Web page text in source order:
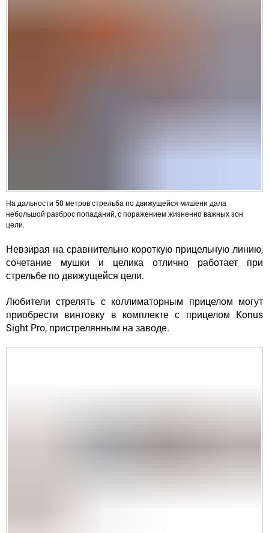
На дальности 50 метров стрельба по движущейся мишени дала
небольшой разброс попаданий, с поражением жизненно важных зон
цели.
Невзирая на сравнительно короткую прицельную линию,
сочетание мушки и целика отлично работает при
стрельбе по движущейся цели.
Любители стрелять с коллиматорным прицелом могут
приобрести винтовку в комплекте с прицелом Konus
Sight Pro, пристрелянным на заводе.